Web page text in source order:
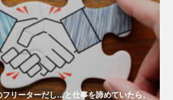
フリーターだし…と仕事を諦めていたら、